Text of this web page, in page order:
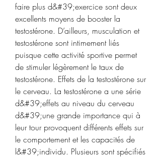
faire plus d&#39;exercice sont deux
excellents moyens de booster la
testostérone. D’ailleurs, musculation et
testostérone sont intimement liés
puisque cette activité sportive permet
de stimuler légèrement le taux de
testostérone. Effets de la testostérone sur
le cerveau. La testostérone a une série
d&#39;effets au niveau du cerveau
d&#39;une grande importance qui à
leur tour provoquent différents effets sur
le comportement et les capacités de
l&#39;individu. Plusieurs sont spécifiés